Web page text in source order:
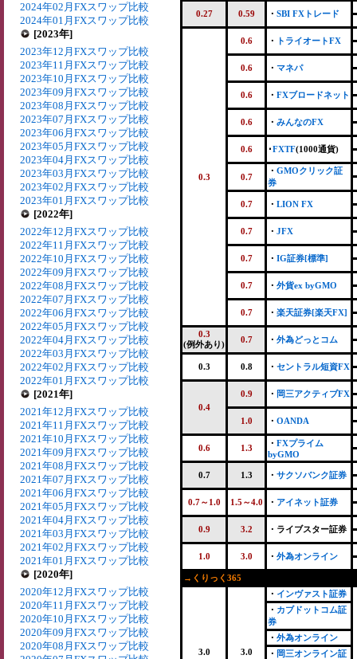
2024年02月FXスワップ比較
2024年01月FXスワップ比較
[2023年]
2023年12月FXスワップ比較
2023年11月FXスワップ比較
2023年10月FXスワップ比較
2023年09月FXスワップ比較
2023年08月FXスワップ比較
2023年07月FXスワップ比較
2023年06月FXスワップ比較
2023年05月FXスワップ比較
2023年04月FXスワップ比較
2023年03月FXスワップ比較
2023年02月FXスワップ比較
2023年01月FXスワップ比較
[2022年]
2022年12月FXスワップ比較
2022年11月FXスワップ比較
2022年10月FXスワップ比較
2022年09月FXスワップ比較
2022年08月FXスワップ比較
2022年07月FXスワップ比較
2022年06月FXスワップ比較
2022年05月FXスワップ比較
2022年04月FXスワップ比較
2022年03月FXスワップ比較
2022年02月FXスワップ比較
2022年01月FXスワップ比較
[2021年]
2021年12月FXスワップ比較
2021年11月FXスワップ比較
2021年10月FXスワップ比較
2021年09月FXスワップ比較
2021年08月FXスワップ比較
2021年07月FXスワップ比較
2021年06月FXスワップ比較
2021年05月FXスワップ比較
2021年04月FXスワップ比較
2021年03月FXスワップ比較
2021年02月FXスワップ比較
2021年01月FXスワップ比較
[2020年]
2020年12月FXスワップ比較
2020年11月FXスワップ比較
2020年10月FXスワップ比較
2020年09月FXスワップ比較
2020年08月FXスワップ比較
0.27 0.59 ・ SBI FXトレード
0.3
0.6 ・ トライオートFX
0.6 ・ マネパ
0.6 ・ FXブロードネット
0.6 ・ みんなのFX
0.6 ･FXTF(1000通貨)
0.7
・ GMOクリック証
券
0.7 ・ LION FX
0.7 ・ JFX
0.7 ・ IG証券[標準]
0.7 ・ 外貨ex byGMO
0.7 ・ 楽天証券[楽天FX]
0.3
(例外あり)
0.7 ・ 外為どっとコム
0.3 0.8 ・ セントラル短資FX
0.4
0.9 ・ 岡三アクティブFX
1.0 ・ OANDA
0.6 1.3 ・ FXプライム
byGMO
0.7 1.3 ・ サクソバンク証券
0.7～1.0 1.5～4.0 ・ アイネット証券
0.9 3.2 ・ライブスター証券
1.0 3.0 ・ 外為オンライン
→くりっく365
3.0 3.0
・ インヴァスト証券
・ カブドットコム証
券
・ 外為オンライン
・ 岡三オンライン証